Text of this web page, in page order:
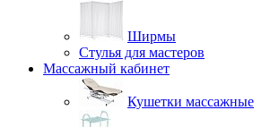
Ширмы
Стулья для мастеров
Массажный кабинет
Кушетки массажные